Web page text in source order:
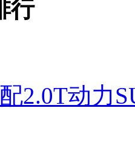
行
2.0T动力